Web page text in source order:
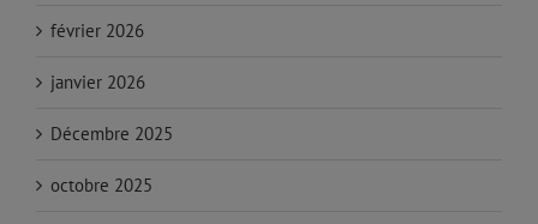
février 2026
janvier 2026
Décembre 2025
octobre 2025